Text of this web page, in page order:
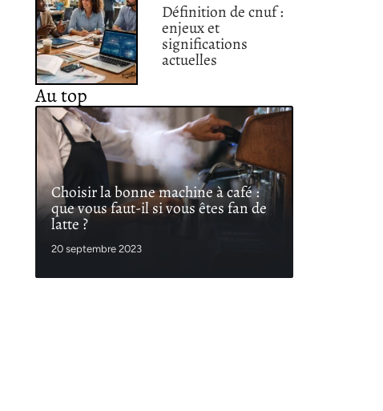
Définition de cnuf :
enjeux et
significations
actuelles
Au top
Choisir la bonne machine à café :
que vous faut-il si vous êtes fan de
latte ?
20 septembre 2023